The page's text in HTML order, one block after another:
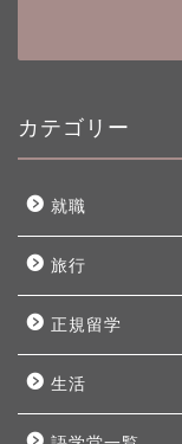
カテゴリー
就職
旅行
正規留学
生活